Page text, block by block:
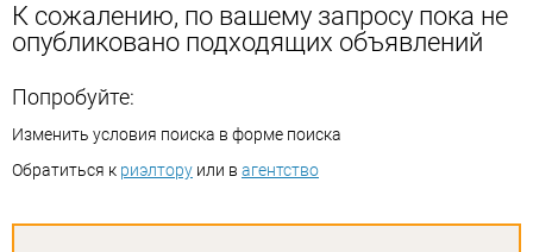
К сожалению, по вашему запросу пока не
опубликовано подходящих объявлений
Попробуйте:
Изменить условия поиска в форме поиска
Обратиться к риэлтору или в агентство